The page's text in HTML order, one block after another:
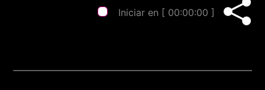
Iniciar en [ 00:00:00 ]